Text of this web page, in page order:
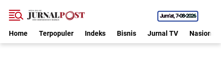
Jum'at 7•08•2026
Home Terpopuler Indeks Bisnis Jurnal TV Nasional